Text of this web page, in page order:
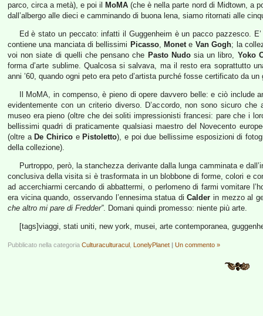
parco, circa a metà), e poi il
MoMA (che è nella parte nord di Midtown, a
dall’albergo alle dieci e camminando di buona lena, siamo ritornati alle
Ed è stato un peccato: infatti il Guggenheim è un pacco pazzesco.
contiene una manciata di bellissimi Picasso, Monete Van Gogh; la
voi non siate di quelli che pensano che Pasto Nudosia un libro, Yoko
forma d’arte sublime. Qualcosa si salvava, ma il resto era soprattutto
anni ’60, quando ogni peto era peto d’artista purché fosse certificato da un
Il MoMA, in compenso, è pieno di opere davvero belle: e ciò include
evidentemente con un criterio diverso. D’accordo, non sono sicuro
museo era pieno (oltre che dei soliti impressionisti francesi: pare che i
bellissimi quadri di praticamente qualsiasi maestro del Novecento
(oltre a De Chirico e Pistoletto), e poi due bellissime esposizioni di
della collezione).
Purtroppo, però, la stanchezza derivante dalla lunga camminata e
conclusiva della visita si è trasformata in un blobbone di forme, colori e
ad accerchiarmi cercando di abbattermi, o perlomeno di farmi vomitare
era vicina quando, osservando l’ennesima statua diCalder in mezzo al
che altro mi pare di Fredder”. Domani quindi promesso: niente più arte.
[tags]viaggi, stati uniti, new york, musei, arte contemporanea,
Pubblicato nella categoria Culturaculturacul LonelyPlanet | Un commento »